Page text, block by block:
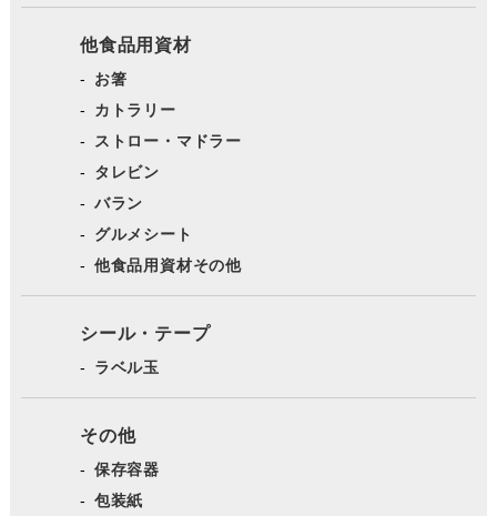
他食品用資材
お箸
カトラリー
ストロー・マドラー
タレビン
バラン
グルメシート
他食品用資材その他
シール・テープ
ラベル玉
その他
保存容器
包装紙